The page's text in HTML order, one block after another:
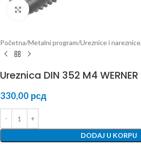
Kliknite za uvećanje
Početna Metalni program Ureznice i nareznice
Ureznica DIN 352 M4 WERNER
330,00 рсд
DODAJ U KORPU